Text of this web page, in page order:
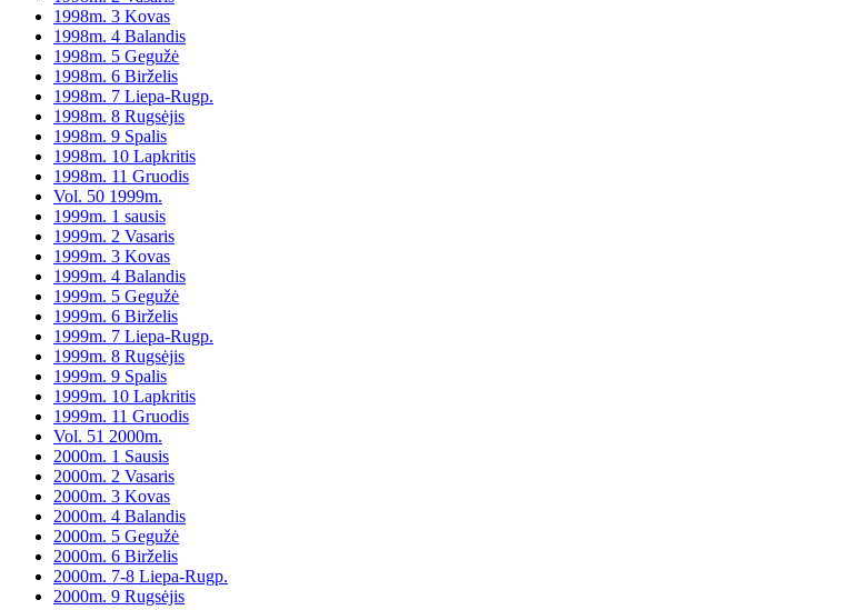
1998m. 3 Kovas
1998m. 4 Balandis
1998m. 5 Gegužė
1998m. 6 Birželis
1998m. 7 Liepa-Rugp.
1998m. 8 Rugsėjis
1998m. 9 Spalis
1998m. 10 Lapkritis
1998m. 11 Gruodis
Vol. 50 1999m.
1999m. 1 sausis
1999m. 2 Vasaris
1999m. 3 Kovas
1999m. 4 Balandis
1999m. 5 Gegužė
1999m. 6 Birželis
1999m. 7 Liepa-Rugp.
1999m. 8 Rugsėjis
1999m. 9 Spalis
1999m. 10 Lapkritis
1999m. 11 Gruodis
Vol. 51 2000m.
2000m. 1 Sausis
2000m. 2 Vasaris
2000m. 3 Kovas
2000m. 4 Balandis
2000m. 5 Gegužė
2000m. 6 Birželis
2000m. 7-8 Liepa-Rugp.
2000m. 9 Rugsėjis